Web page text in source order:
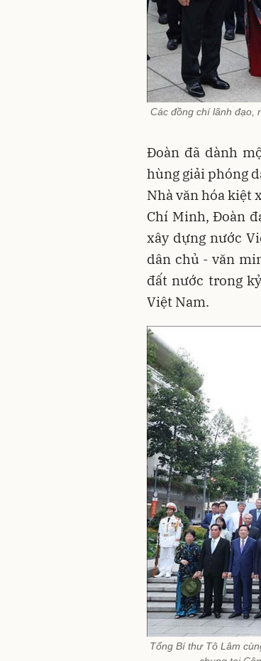
Các đồng chí lãnh đạo,
Đoàn đã dành
hùng giải phóng
Nhà văn hóa kiệt
Chí Minh, Đoàn
xây dựng nước
dân chủ - văn
đất nước trong
Việt Nam.
Tổng Bí thư Tô Lâm